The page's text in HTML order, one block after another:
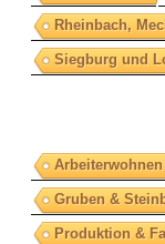
Rheinbach,
Siegburg und
Arbeiterwohnen
Gruben &
Produktion &